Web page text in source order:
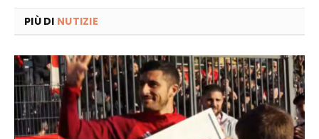
PIÙ DI NUTIZIE